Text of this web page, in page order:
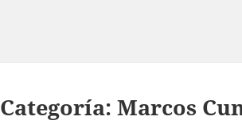
Categoría:Marcos